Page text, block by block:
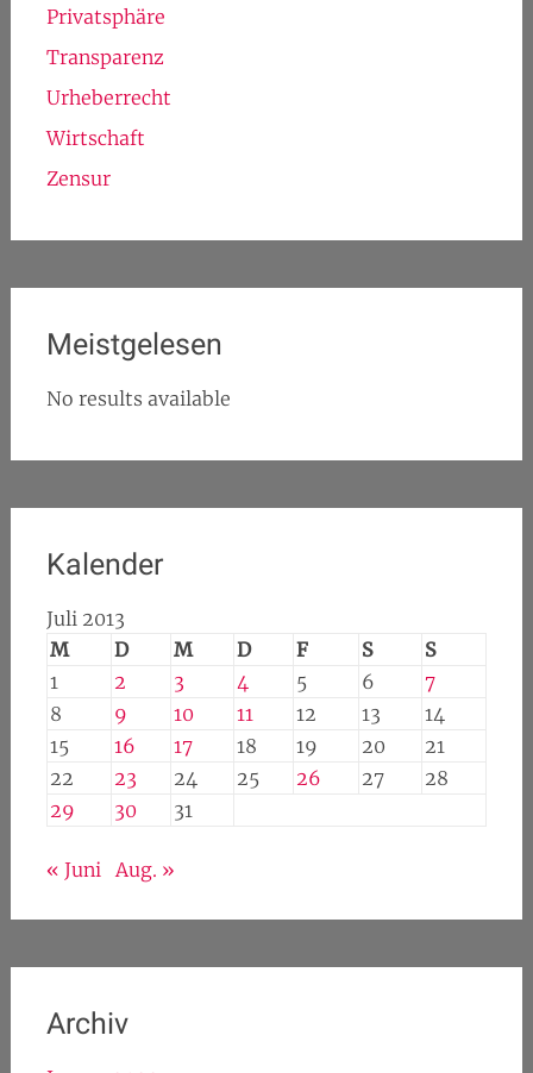
Privatsphäre
Transparenz
Urheberrecht
Wirtschaft
Zensur
Meistgelesen
No results available
Kalender
Juli 2013
M
D M D F S
S
1
2 3 4 5 6
7
8
9 10 11 12 13
14
15
16 17 18 19 20
21
22
23 24 25 26 27
28
29
30 31
« Juni Aug. »
Archiv